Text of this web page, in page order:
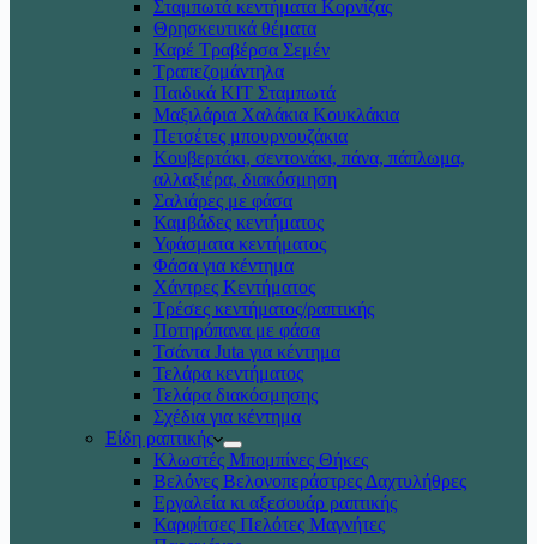
Σταμπωτά κεντήματα Κορνίζας
Θρησκευτικά θέματα
Καρέ Τραβέρσα Σεμέν
Τραπεζομάντηλα
Παιδικά KIT Σταμπωτά
Μαξιλάρια Χαλάκια Κουκλάκια
Πετσέτες μπουρνουζάκια
Κουβερτάκι, σεντονάκι, πάνα, πάπλωμα,
αλλαξιέρα, διακόσμηση
Σαλιάρες με φάσα
Καμβάδες κεντήματος
Υφάσματα κεντήματος
Φάσα για κέντημα
Χάντρες Κεντήματος
Τρέσες κεντήματος/ραπτικής
Ποτηρόπανα με φάσα
Τσάντα Juta για κέντημα
Τελάρα κεντήματος
Τελάρα διακόσμησης
Σχέδια για κέντημα
Είδη ραπτικής
Κλωστές Μπομπίνες Θήκες
Βελόνες Βελονοπεράστρες Δαχτυλήθρες
Εργαλεία κι αξεσουάρ ραπτικής
Καρφίτσες Πελότες Μαγνήτες